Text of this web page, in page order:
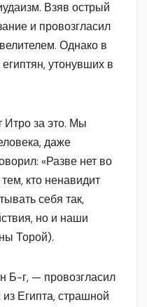
Взяв острый
и провозгласил
Однако в
утонувших в
за это. Мы
даже
«Разве нет во
кто ненавидит
себя так,
но и наши
Торой).
Б-г, — провозгласил
Египта, страшной